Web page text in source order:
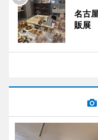
名古
販展